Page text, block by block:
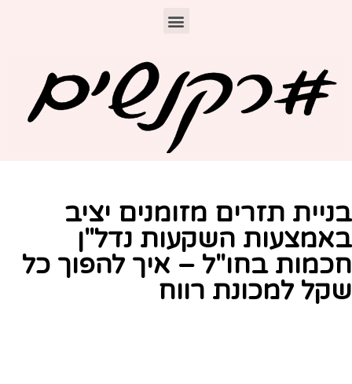
תזרים מזומנים יציב
השקעות נדל"ן
בחו"ל – איך להפוך כל
למכונת רווח